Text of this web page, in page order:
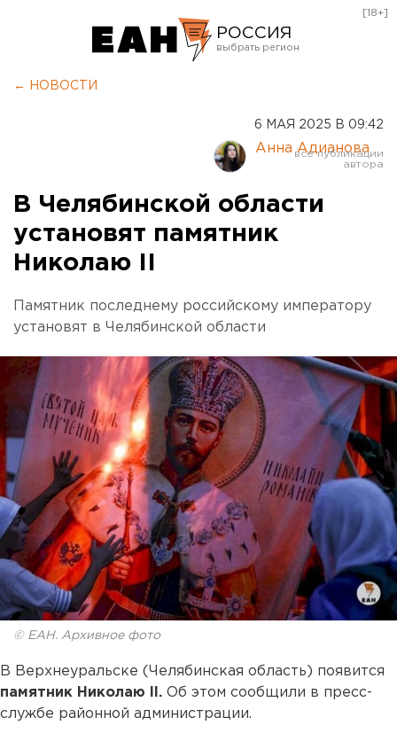
РОССИЯ
Курган
Оренбург
[18+]
← НОВОСТИ
6 МАЯ 2025 В 09:42
Анна Адианова
В Челябинской области
установят памятник
Николаю II
Памятник последнему российскому императору
установят в Челябинской области
© ЕАН. Архивное фото
В Верхнеуральске (Челябинская область) появится
памятник Николаю II. Об этом сообщили в пресс-
службе районной администрации.